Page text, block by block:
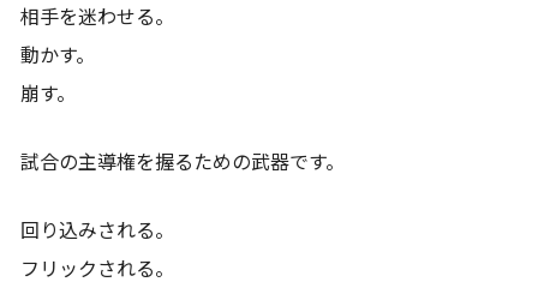
相手を迷わせる。
動かす。
崩す。
試合の主導権を握るための武器です。
回り込みされる。
フリックされる。